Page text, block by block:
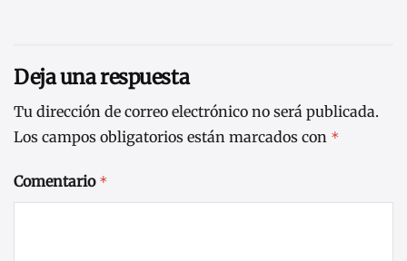
Deja una respuesta
Tu dirección de correo electrónico no será publicada.
Los campos obligatorios están marcados con *
Comentario *